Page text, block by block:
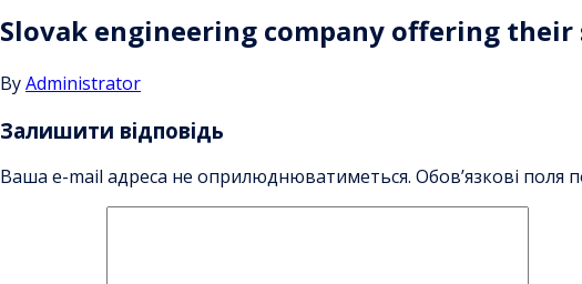
Slovak engineering company offering
ByAdministrator
Залишити відповідь
Ваша e-mail адреса не оприлюднюватиметься. Обов’язкові поля